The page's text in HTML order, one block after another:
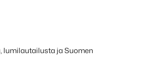
lumilautailusta ja Suomen